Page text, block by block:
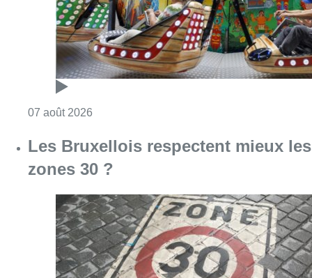
07 août 2026Consulter l'article "Les Bruxellois